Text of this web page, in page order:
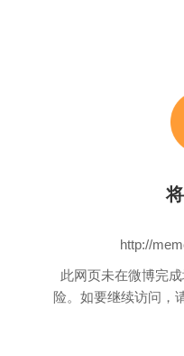
此网页未在微博完
险。如要继续访问，